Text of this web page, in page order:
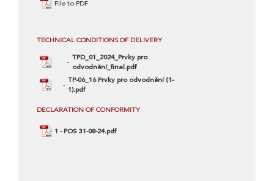
File to PDF
TECHNICAL CONDITIONS OF DELIVERY
TPD_01_2024_Prvky pro
odvodnění_final.pdf
TP-06_16 Prvky pro odvodnění (1-
1).pdf
DECLARATION OF CONFORMITY
1 - POS 31-08-24.pdf